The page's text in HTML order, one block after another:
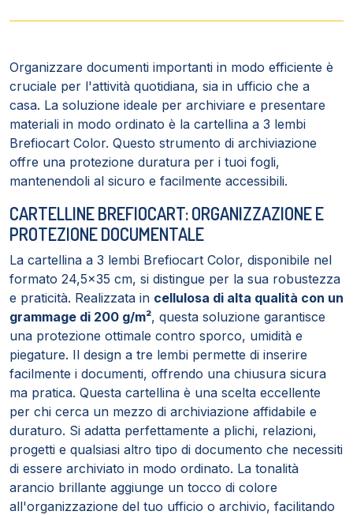
Organizzare documenti importanti in modo efficiente è
cruciale per l'attività quotidiana, sia in ufficio che a
casa. La soluzione ideale per archiviare e presentare
materiali in modo ordinato è la cartellina a 3 lembi
Brefiocart Color. Questo strumento di archiviazione
offre una protezione duratura per i tuoi fogli,
mantenendoli al sicuro e facilmente accessibili.
CARTELLINE BREFIOCART: ORGANIZZAZIONE E
PROTEZIONE DOCUMENTALE
La cartellina a 3 lembi Brefiocart Color, disponibile nel
formato 24,5x35 cm, si distingue per la sua robustezza
e praticità. Realizzata in cellulosa di alta qualità con un
grammage di 200 g/m², questa soluzione garantisce
una protezione ottimale contro sporco, umidità e
piegature. Il design a tre lembi permette di inserire
facilmente i documenti, offrendo una chiusura sicura
ma pratica. Questa cartellina è una scelta eccellente
per chi cerca un mezzo di archiviazione affidabile e
duraturo. Si adatta perfettamente a plichi, relazioni,
progetti e qualsiasi altro tipo di documento che necessiti
di essere archiviato in modo ordinato. La tonalità
arancio brillante aggiunge un tocco di colore
all'organizzazione del tuo ufficio o archivio, facilitando